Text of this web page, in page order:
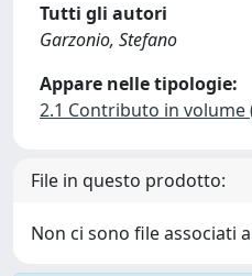
Tutti gli autori
Garzonio, Stefano
Appare nelle tipologie:
2.1 Contributo in volume
File in questo prodotto:
Non ci sono file associati